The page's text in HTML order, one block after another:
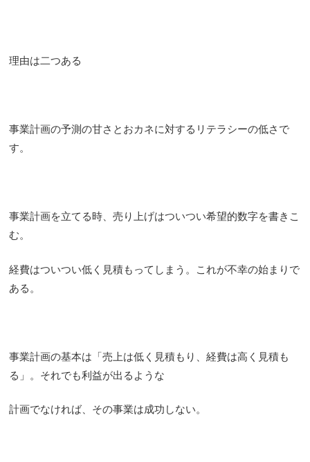
理由は二つある
事業計画の予測の甘さとおカネに対するリテラシーの低さで
す。
事業計画を立てる時、売り上げはついつい希望的数字を書きこ
む。
経費はついつい低く見積もってしまう。これが不幸の始まりで
ある。
事業計画の基本は「売上は低く見積もり、経費は高く見積も
る」。それでも利益が出るような
計画でなければ、その事業は成功しない。